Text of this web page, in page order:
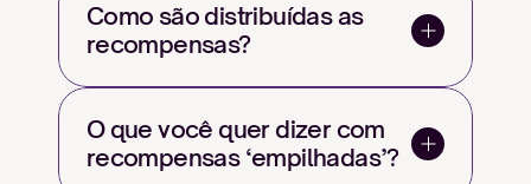
Como são distribuídas as
recompensas?
O que você quer dizer com
recompensas ‘empilhadas’?